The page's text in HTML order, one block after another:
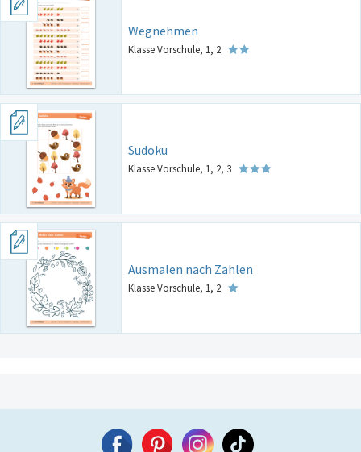
Wegnehmen
Klasse Vorschule, 1, 2
Sudoku
Klasse Vorschule, 1, 2, 3
Ausmalen nach Zahlen
Klasse Vorschule, 1, 2